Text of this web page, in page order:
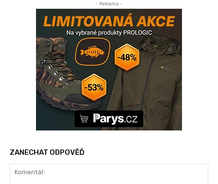
- Reklama -
ZANECHAT ODPOVĚĎ